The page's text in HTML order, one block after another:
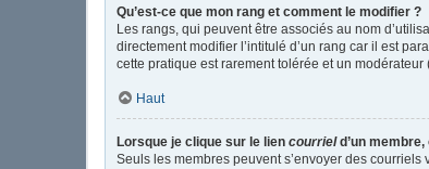
Qu’est-ce que mon rang et comment le modifier ?
Les rangs, qui peuvent être associés au nom
directement modifier l’intitulé d’un rang car il est
cette pratique est rarement tolérée et un
Haut
Lorsque je clique sur le lien courrield’un
Seuls les membres peuvent s’envoyer des